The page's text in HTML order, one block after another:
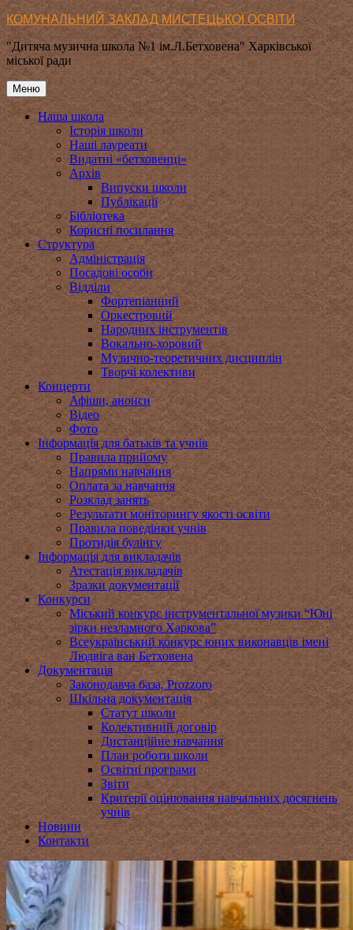
Перейти
до
вмісту
КОМУНАЛЬНИЙ ЗАКЛАД МИСТЕЦЬКОЇ ОСВІТИ
"Дитяча музична школа №1 ім.Л.Бетховена" Харківської
міської ради
Меню
Наша школа
Історія школи
Наші лауреати
Видатні «бетховенці»
Архів
Випуски школи
Публікації
Бібліотека
Корисні посилання
Структура
Адміністрація
Посадові особи
Відділи
Фортепіанний
Оркестровий
Народних інструментів
Вокально-хоровий
Музично-теоретичних дисциплін
Творчі колективи
Концерти
Афіши, анонси
Відео
Фото
Інформація для батьків та учнів
Правила прийому
Напрями навчання
Оплата за навчання
Розклад занять
Результати моніторингу якості освіти
Правила поведінки учнів
Протидія булінгу
Інформація для викладачів
Атестація викладачів
Зразки документації
Конкурси
Міський конкурс інструментальної музики “Юні
зірки незламного Харкова”
Всеукраїнський конкурс юних виконавців імені
Людвіга ван Бетховена
Документація
Законодавча база, Prozzoro
Шкільна документація
Статут школи
Колективний договір
Дистанційне навчання
План роботи школи
Освітні програми
Звіти
Критерії оцінювання навчальних досягнень
учнів
Новини
Контакти